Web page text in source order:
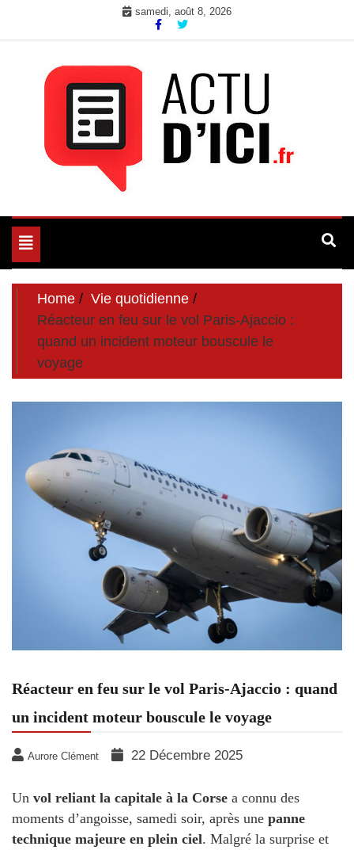
samedi, août 8, 2026
Actu d'Ici
Toggle
navigation
Home
Vie quotidienne
Réacteur en feu sur le vol Paris-Ajaccio :
quand un incident moteur bouscule le
voyage
Réacteur en feu sur le vol Paris-Ajaccio : quand
un incident moteur bouscule le voyage
Aurore Clément 22 Décembre 2025
Un vol reliant la capitale à la Corse a connu des
moments d’angoisse, samedi soir, après une panne
technique majeure en plein ciel. Malgré la surprise et